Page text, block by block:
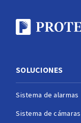
SOLUCIONES
Sistema de alarmas
Sistema de cámaras